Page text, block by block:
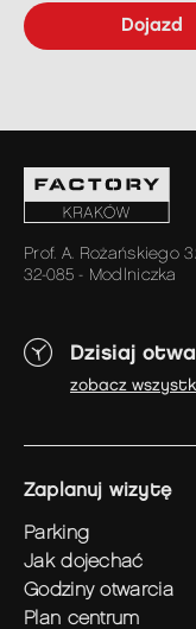
dojazd
Prof. A. Rożańskiego
32-085 - Modlniczka
Dzisiaj
zobacz
zaplanuj wizytę
parking
jak dojechać
godziny otwarcia
plan centrum